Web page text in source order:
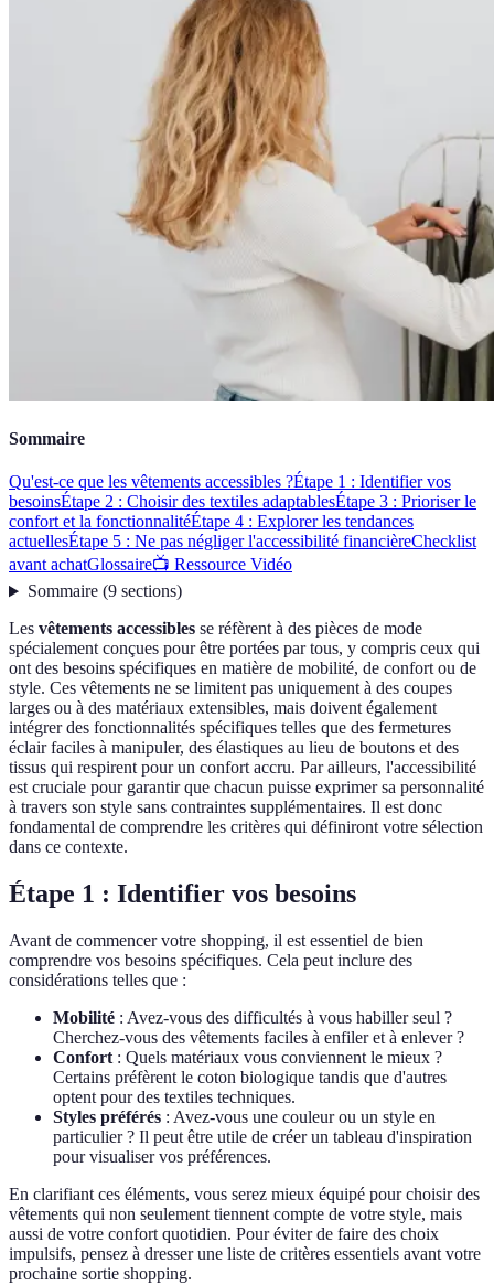
Sommaire
Qu'est-ce que les vêtements accessibles ?Étape 1 : Identifier vos
besoinsÉtape 2 : Choisir des textiles adaptablesÉtape 3 : Prioriser le
confort et la fonctionnalitéÉtape 4 : Explorer les tendances
actuellesÉtape 5 : Ne pas négliger l'accessibilité financièreChecklist
avant achatGlossaire📺 Ressource Vidéo
Sommaire(9 sections)
Les vêtements accessibles se réfèrent à des pièces de mode
spécialement conçues pour être portées par tous, y compris ceux qui
ont des besoins spécifiques en matière de mobilité, de confort ou de
style. Ces vêtements ne se limitent pas uniquement à des coupes
larges ou à des matériaux extensibles, mais doivent également
intégrer des fonctionnalités spécifiques telles que des fermetures
éclair faciles à manipuler, des élastiques au lieu de boutons et des
tissus qui respirent pour un confort accru. Par ailleurs, l'accessibilité
est cruciale pour garantir que chacun puisse exprimer sa personnalité
à travers son style sans contraintes supplémentaires. Il est donc
fondamental de comprendre les critères qui définiront votre sélection
dans ce contexte.
Étape 1 : Identifier vos besoins
Avant de commencer votre shopping, il est essentiel de bien
comprendre vos besoins spécifiques. Cela peut inclure des
considérations telles que :
Mobilité : Avez-vous des difficultés à vous habiller seul ?
Cherchez-vous des vêtements faciles à enfiler et à enlever ?
Confort : Quels matériaux vous conviennent le mieux ?
Certains préfèrent le coton biologique tandis que d'autres
optent pour des textiles techniques.
Styles préférés : Avez-vous une couleur ou un style en
particulier ? Il peut être utile de créer un tableau d'inspiration
pour visualiser vos préférences.
En clarifiant ces éléments, vous serez mieux équipé pour choisir des
vêtements qui non seulement tiennent compte de votre style, mais
aussi de votre confort quotidien. Pour éviter de faire des choix
impulsifs, pensez à dresser une liste de critères essentiels avant votre
prochaine sortie shopping.